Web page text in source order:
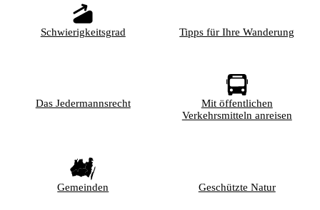
Schwierigkeitsgrad Tipps für Ihre Wanderung
Das Jedermannsrecht
Mit öffentlichen
Verkehrsmitteln anreisen
Gemeinden Geschützte Natur